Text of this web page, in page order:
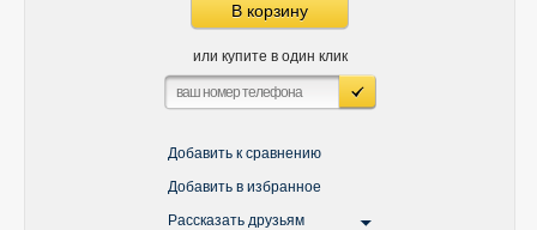
В корзину
или купите в один клик
Добавить к сравнению
Добавить в избранное
Рассказать друзьям